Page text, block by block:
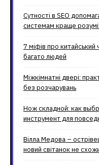
Сутності в SEO
системам краще
7 міфів про китайський
багато людей
Міжкімнатні двері:
без розчарувань
Нож складной: как
инструмент для
Вілла Медова –
новий світанок не